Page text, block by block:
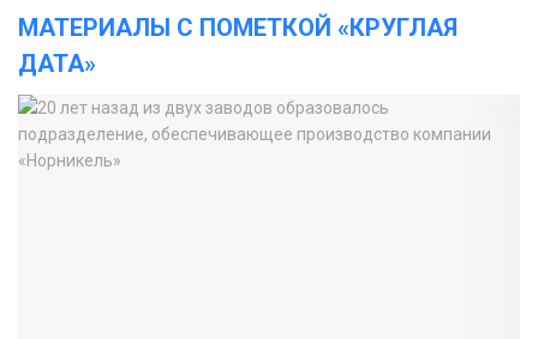
МАТЕРИАЛЫ С ПОМЕТКОЙ «КРУГЛАЯ
ДАТА»